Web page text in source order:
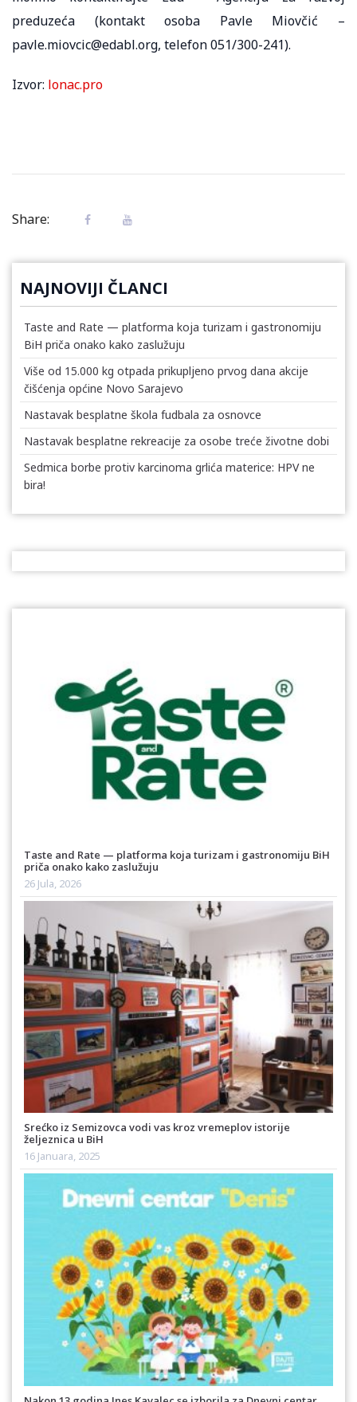
preduzeća (kontakt osoba Pavle Miovčić –
pavle.miovcic@edabl.org, telefon 051/300-241).
Izvor: lonac.pro
Share:
NAJNOVIJI ČLANCI
Taste and Rate — platforma koja turizam i gastronomiju
BiH priča onako kako zaslužuju
Više od 15.000 kg otpada prikupljeno prvog dana akcije
čišćenja općine Novo Sarajevo
Nastavak besplatne škola fudbala za osnovce
Nastavak besplatne rekreacije za osobe treće životne dobi
Sedmica borbe protiv karcinoma grlića materice: HPV ne
bira!
Taste and Rate — platforma koja turizam i gastronomiju BiH
priča onako kako zaslužuju
26 Jula, 2026
Srećko iz Semizovca vodi vas kroz vremeplov istorije
željeznica u BiH
16 Januara, 2025